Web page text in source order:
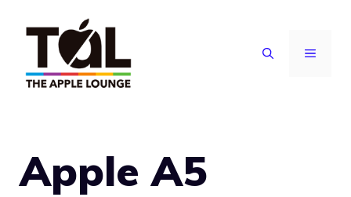
contenuto
MENU
Apple A5